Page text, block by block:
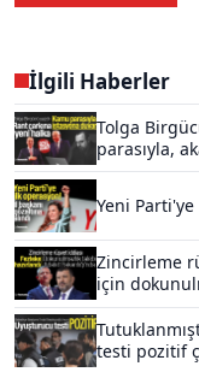
İlgili Haberler
Tolga
parasıyla,
Yeni Parti'ye
Zincirleme
için
testi pozitif